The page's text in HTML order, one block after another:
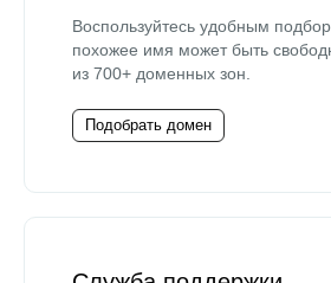
Воспользуйтесь удобным
похожее имя может быть
из 700+ доменных зон.
Подобрать домен